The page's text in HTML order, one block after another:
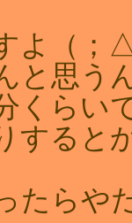
よ（；
と思う
くらい
すると
たらや